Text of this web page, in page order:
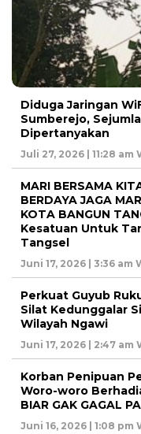
Diduga Jaringan
Sumberejo,
Dipertanyakan
Juli 27, 2026 | 11:28 am
MARI BERSAMA
BERDAYA JAGA
KOTA BANGUN
Kesatuan Untuk
Tangsel
Juni 17, 2026 | 3:36 am
Perkuat Guyub
Silat Kedunggalar
Wilayah Ngawi
Juni 17, 2026 | 2:47 am
Korban Penipuan
Woro-woro
BIAR GAK GAGAL
Juni 16, 2026 | 1:08 pm